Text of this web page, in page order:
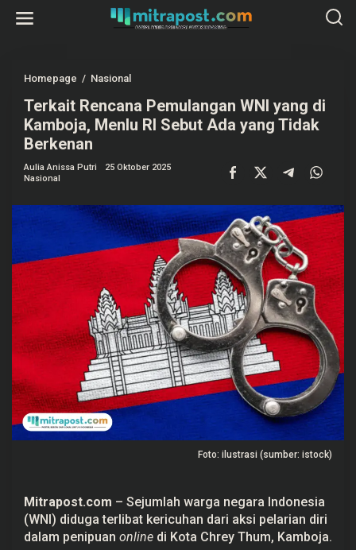
Homepage / Nasional
r
k
a
R
e
a
n
a
P
n
g
a
n
W
N
I
y
a
m
b
o
j
a
Terkait Rencana Pemulangan WNI yang di
Kamboja, Menlu RI Sebut Ada yang Tidak
Berkenan
Aulia Anissa Putri
25 Oktober 2025
Nasional
Foto: ilustrasi (sumber: istock)
Mitrapost.com – Sejumlah warga negara Indonesia
(WNI) diduga terlibat kericuhan dari aksi pelarian diri
dalam penipuan online di Kota Chrey Thum, Kamboja.